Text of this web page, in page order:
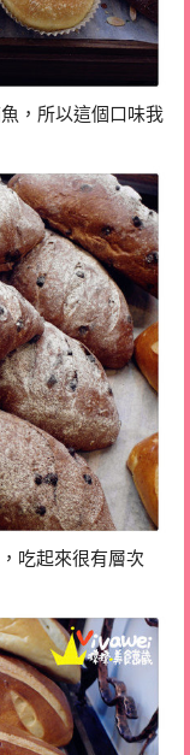
，所以這個口味我
吃起來很有層次